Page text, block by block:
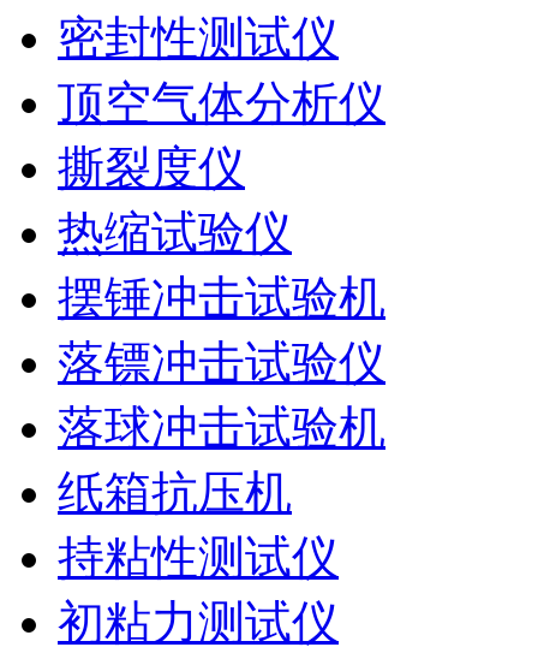
密封性测试仪
顶空气体分析仪
撕裂度仪
热缩试验仪
摆锤冲击试验机
落镖冲击试验仪
落球冲击试验机
纸箱抗压机
持粘性测试仪
初粘力测试仪